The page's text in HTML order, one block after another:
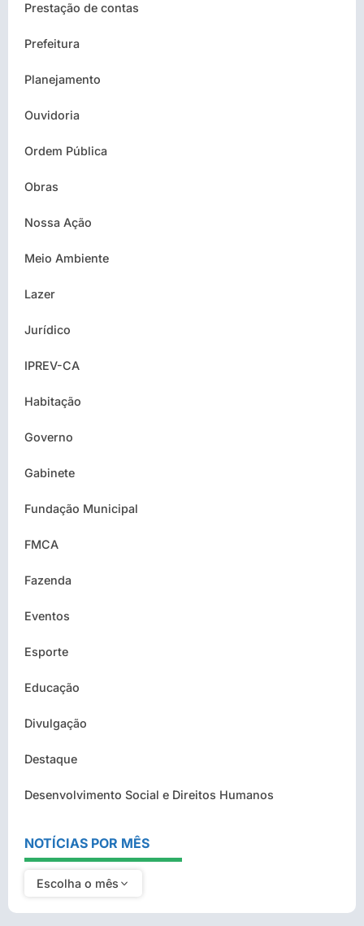
Prestação de contas
Prefeitura
Planejamento
Ouvidoria
Ordem Pública
Obras
Nossa Ação
Meio Ambiente
Lazer
Jurídico
IPREV-CA
Habitação
Governo
Gabinete
Fundação Municipal
FMCA
Fazenda
Eventos
Esporte
Educação
Divulgação
Destaque
Desenvolvimento Social e Direitos Humanos
NOTÍCIAS POR MÊS
Escolha o mês